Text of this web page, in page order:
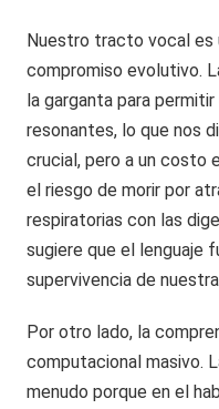
Nuestro tracto vocal es
compromiso evolutivo.
la garganta para
resonantes, lo que nos
crucial, pero a un costo
el riesgo de morir por
respiratorias con las
sugiere que el lenguaje
supervivencia de
Por otro lado, la
computacional masivo.
menudo porque en el